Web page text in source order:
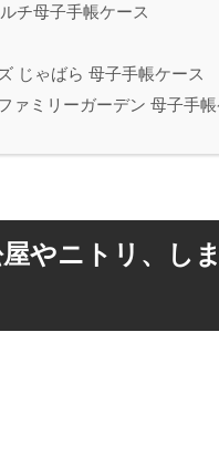
チ母子手帳ケース
じゃばら 母子手帳ケース
ァミリーガーデン 母子手帳
屋やニトリ、し